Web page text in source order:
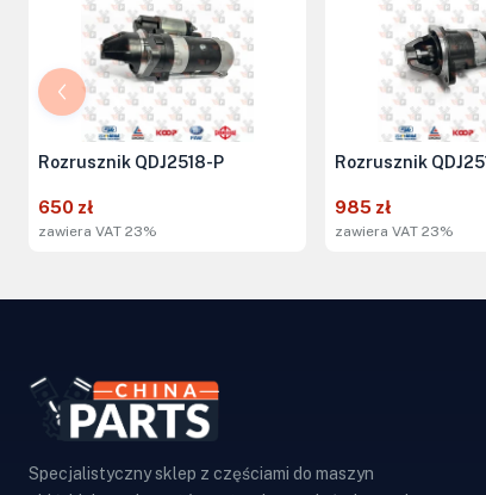
Rozrusznik QDJ2518-P
650 zł
zawiera VAT 23%
Rozrusznik
985 zł
zawiera VAT 23%
Specjalistyczny sklep z częściami do maszyn